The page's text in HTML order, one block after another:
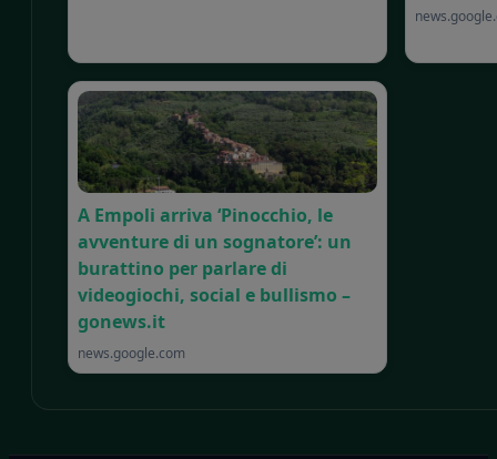
A Empoli arriva ‘Pinocchio, le
avventure di un sognatore’: un
burattino per parlare di
videogiochi, social e bullismo –
gonews.it
news.google.com